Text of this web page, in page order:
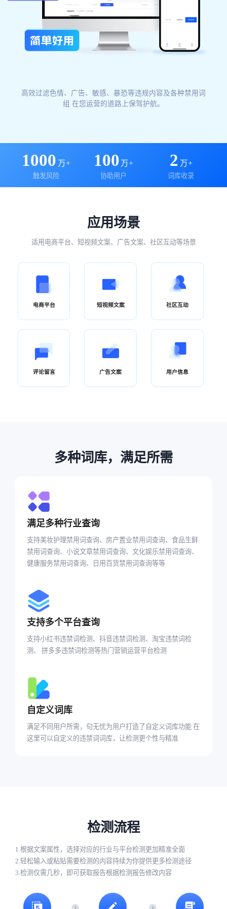
高效过滤色情、广告、敏感、暴恐等违规内容及各种禁用词
组 在您运营的道路上保驾护航。
1000 万+
触发风险
100 万+
协助用户
2 万+
词库收录
应用场景
适用电商平台、短视频文案、广告文案、社区互动等场景
电商平台 短视频文案 社区互动
评论留言 广告文案 用户信息
多种词库，满足所需
满足多种行业查询
支持美妆护理禁用词查询、房产置业禁用词查询、食品生鲜
禁用词查询、小说文章禁用词查询、文化娱乐禁用词查询、
健康服务禁用词查询、日用百货禁用词查询等等
支持多个平台查询
支持小红书违禁词检测、抖音违禁词检测、淘宝违禁词检
测、 拼多多违禁词检测等热门营销运营平台检测
自定义词库
满足不同用户所需，句无忧为用户打造了自定义词库功能 在
这里可以自定义的违禁词词库，让检测更个性与精准
检测流程
1.根据文案属性，选择对应的行业与平台检测更加精准全面
2.轻松输入或粘贴需要检测的内容持续为你提供更多检测途径
3.检测仅需几秒，即可获取报告根据检测报告修改内容